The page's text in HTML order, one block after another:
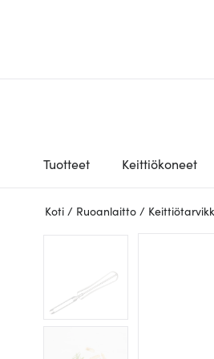
Tuotteet Keittiökoneet
Koti / Ruoanlaitto /